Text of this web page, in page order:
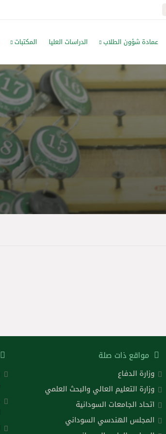
عمادة شؤون الطلاب الدراسات العليا المكتبات
مواقع ذات صلة
وزارة الدفاع
وزارة التعليم العالي والبحث العلمي
اتحاد الجامعات السودانية
المجلس الهندسي السوداني